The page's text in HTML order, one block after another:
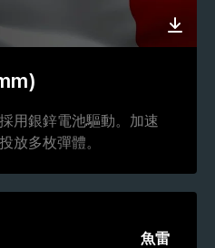
用銀鋅電池驅動。加速
放多枚彈體。
魚雷